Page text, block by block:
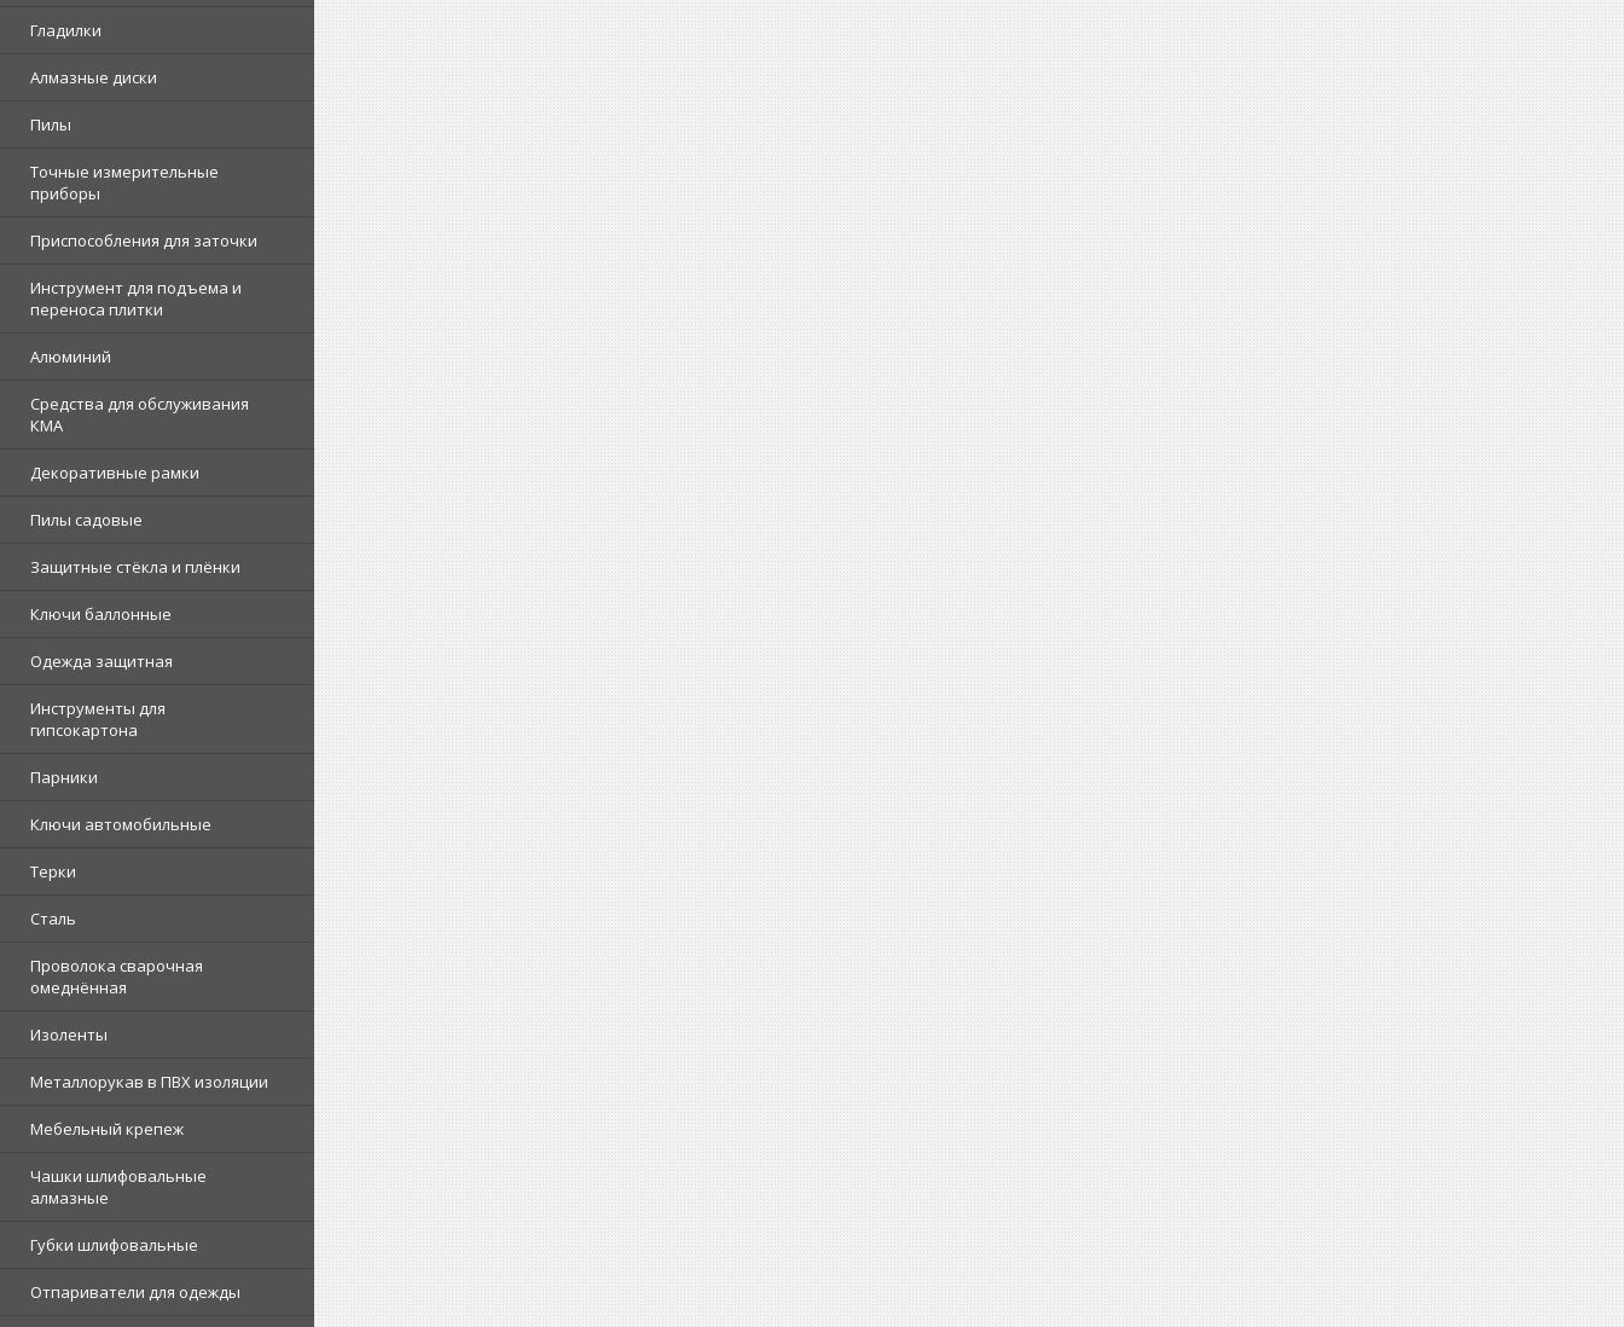
Гладилки
Алмазные диски
Пилы
Точные измерительные
приборы
Приспособления для заточки
Инструмент для подъема и
переноса плитки
Алюминий
Средства для обслуживания
КМА
Декоративные рамки
Пилы садовые
Защитные стёкла и плёнки
Ключи баллонные
Одежда защитная
Инструменты для
гипсокартона
Парники
Ключи автомобильные
Терки
Сталь
Проволока сварочная
омеднённая
Изоленты
Металлорукав в ПВХ изоляции
Мебельный крепеж
Чашки шлифовальные
алмазные
Губки шлифовальные
Отпариватели для одежды